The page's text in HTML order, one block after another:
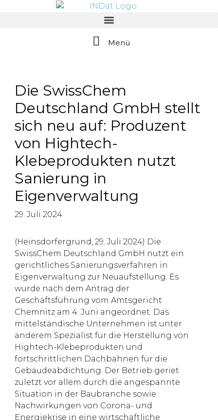
Menü
Die SwissChem
Deutschland GmbH stellt
sich neu auf: Produzent
von Hightech-
Klebeprodukten nutzt
Sanierung in
Eigenverwaltung
29. Juli 2024
(Heinsdorfergrund, 29. Juli 2024) Die
SwissChem Deutschland GmbH nutzt ein
gerichtliches Sanierungsverfahren in
Eigenverwaltung zur Neuaufstellung. Es
wurde nach dem Antrag der
Geschäftsführung vom Amtsgericht
Chemnitz am 4. Juni angeordnet. Das
mittelständische Unternehmen ist unter
anderem Spezialist für die Herstellung von
Hightech-Klebeprodukten und
fortschrittlichen Dachbahnen für die
Gebäudeabdichtung. Der Betrieb geriet
zuletzt vor allem durch die angespannte
Situation in der Baubranche sowie
Nachwirkungen von Corona- und
Energiekrise in eine wirtschaftliche